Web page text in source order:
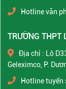
Hotline văn
TRƯỜNG THPT
Địa chỉ : Lô
Geleximco, P.
Hotline tuyển